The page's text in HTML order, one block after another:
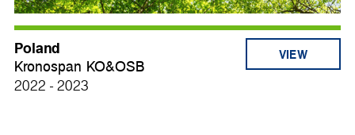
Poland
Kronospan KO&OSB
2022 - 2023
VIEW